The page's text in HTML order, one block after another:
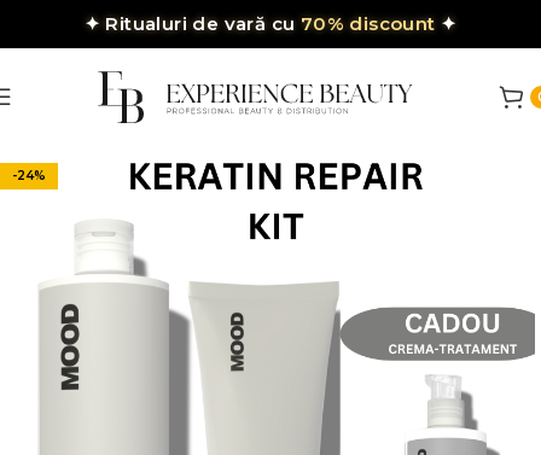
✦ Ritualuri de vară cu 70% discount ✦
-24%